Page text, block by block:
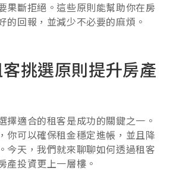
果斷拒絕。這些原則能幫助你在房
的回報，並減少不必要的麻煩。
挑選原則提升房產
擇適合的租客是成功的關鍵之一。
你可以確保租金穩定進帳，並且降
今天，我們就來聊聊如何透過租客
產投資更上一層樓。